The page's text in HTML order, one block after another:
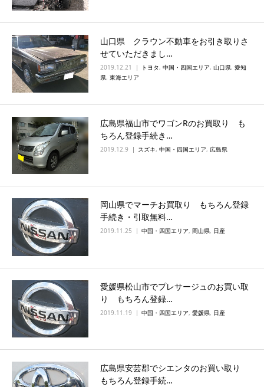
山口県 クラウン不動車をお引き取りさ
せていただきまし…
2019.12.21 トヨタ, 中国・四国エリア, 山口県, 愛知
県, 東海エリア
広島県福山市でワゴンRのお買取り も
ちろん登録手続き…
2019.12.9 スズキ, 中国・四国エリア, 広島県
岡山県でマーチお買取り もちろん登録
手続き・引取無料…
2019.11.25 中国・四国エリア, 岡山県, 日産
愛媛県松山市でプレサージュのお買い取
り もちろん登録…
2019.11.19 中国・四国エリア, 愛媛県, 日産
広島県安芸郡でシエンタのお買い取り
もちろん登録手続…